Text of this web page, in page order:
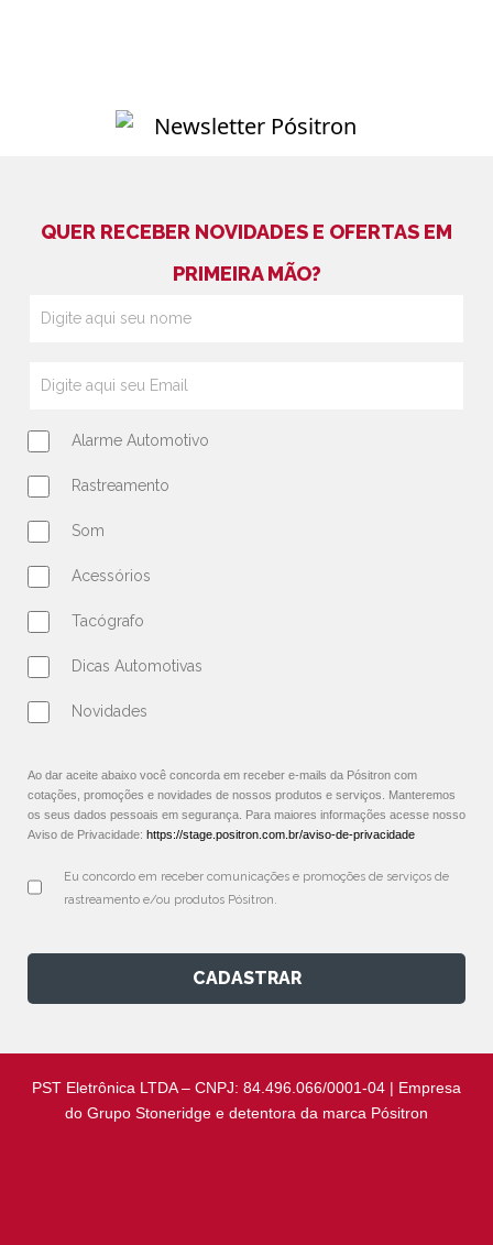
QUER RECEBER NOVIDADES E OFERTAS EM
PRIMEIRA MÃO?
Alarme Automotivo
Rastreamento
Som
Acessórios
Tacógrafo
Dicas Automotivas
Novidades
Ao dar aceite abaixo você concorda em receber e-mails da Pósitron com
cotações, promoções e novidades de nossos produtos e serviços. Manteremos
os seus dados pessoais em segurança. Para maiores informações acesse nosso
Aviso de Privacidade: https://stage.positron.com.br/aviso-de-privacidade
Eu concordo em receber comunicações e promoções de serviços de
rastreamento e/ou produtos Pósitron.
CADASTRAR
PST Eletrônica LTDA – CNPJ: 84.496.066/0001-04 | Empresa
do Grupo Stoneridge e detentora da marca Pósitron